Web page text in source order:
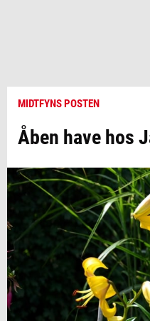
MIDTFYNS POSTEN
Åben have hos